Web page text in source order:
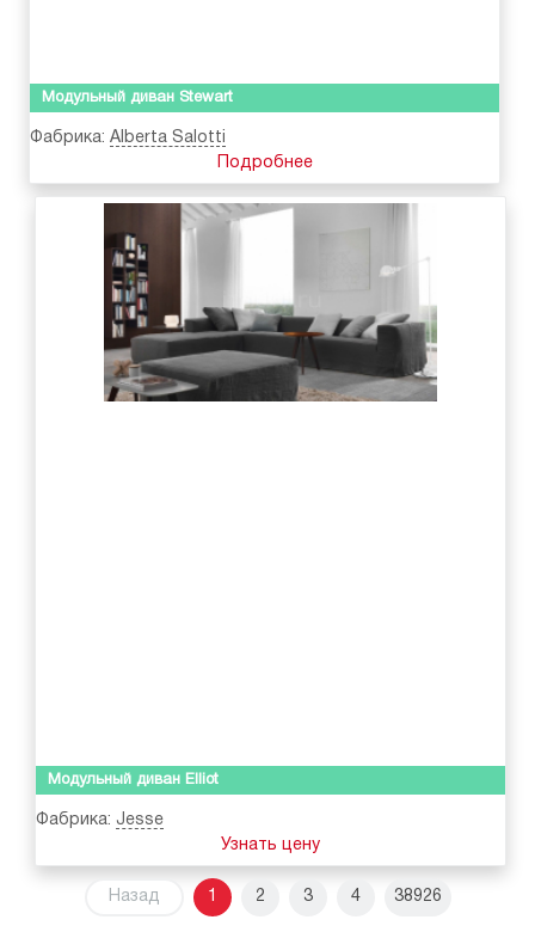
Модульный диван Stewart
Фабрика: Alberta Salotti
Подробнее
Модульный диван Elliot
Фабрика: Jesse
Узнать цену
Назад 1 2 3 4 38926